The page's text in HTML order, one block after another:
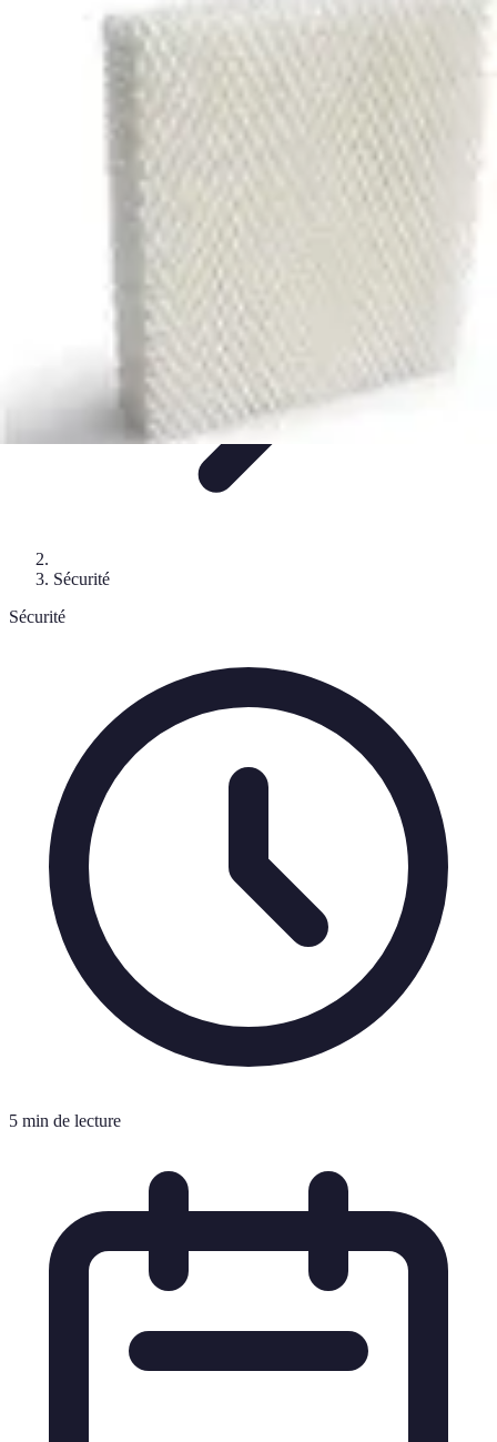
Trouver un Serrurier
Conseils pratiquesChoisir un serrurier
Recherche de
Conseils et Astuces Sécurité
Trouver un Serrurier
Sécurité
Sécurité
5 min de lecture